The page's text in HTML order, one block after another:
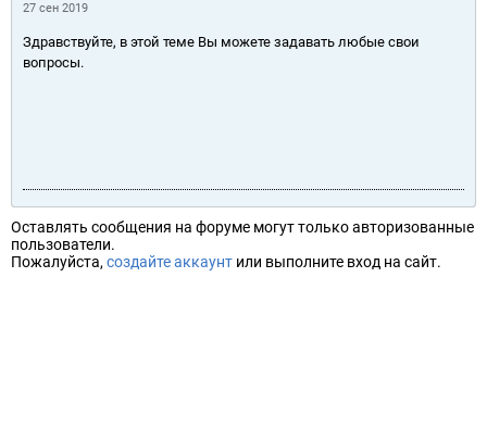
27 сен 2019
Здравствуйте, в этой теме Вы можете задавать любые свои
вопросы.
Оставлять сообщения на форуме могут только авторизованные
пользователи.
Пожалуйста, создайте аккаунт или выполните вход на сайт.